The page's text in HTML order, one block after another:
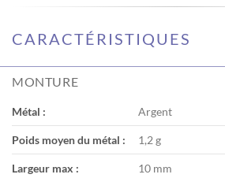
CARACTÉRISTIQUES
MONTURE
Métal : Argent
Poids moyen du métal : 1,2 g
Largeur max : 10 mm